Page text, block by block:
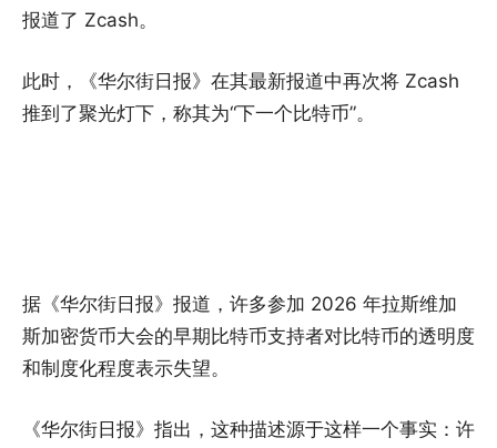
报道了 Zcash。
此时，《华尔街日报》在其最新报道中再次将 Zcash
推到了聚光灯下，称其为“下一个比特币”。
据《华尔街日报》报道，许多参加 2026 年拉斯维加
斯加密货币大会的早期比特币支持者对比特币的透明度
和制度化程度表示失望。
《华尔街日报》指出，这种描述源于这样一个事实：许